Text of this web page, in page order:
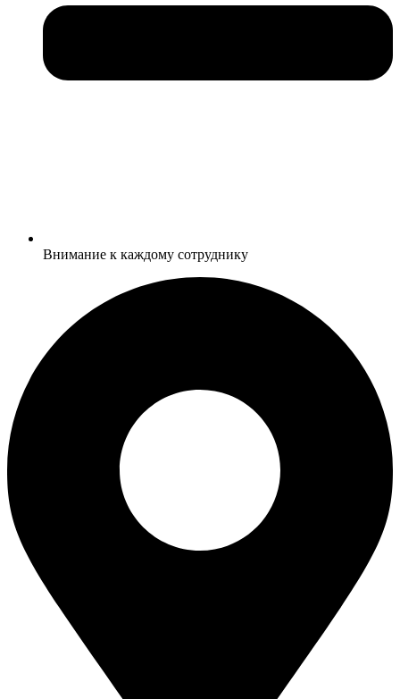
Внимание к каждому сотруднику